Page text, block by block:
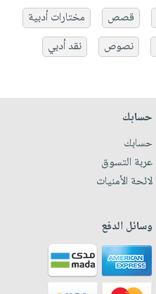
قصص
مختارات أدبية
نصوص نقد أدبي
حسابك
حسابك
عربة التسوق
لائحة الأمنيات
وسائل الدفع